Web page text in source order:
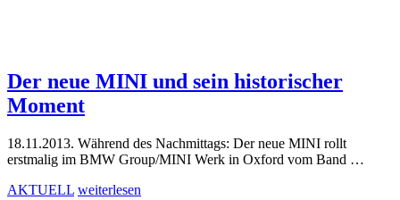
Der neue MINI und sein historischer
Moment
18.11.2013. Während des Nachmittags: Der neue MINI rollt
erstmalig im BMW Group/MINI Werk in Oxford vom Band …
AKTUELL weiterlesen